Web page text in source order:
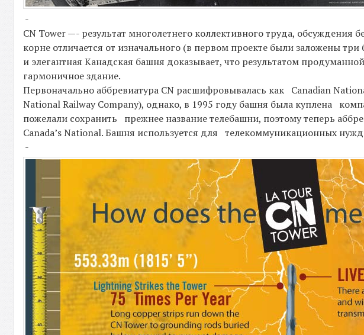
-
CN Tower —- результат многолетнего коллективного труда,
корне отличается от изначального (в первом проекте были заложены
и элегантная Канадская башня доказывает, что результатом
гармоничное здание.
Первоначально аббревиатура СN расшифровывалась как Canadian
National Railway Company), однако, в 1995 году башня была куплена
пожелали сохранить прежнее название телебашни, поэтому теперь
Canada’s National. Башня используется для телекоммуникационных
-